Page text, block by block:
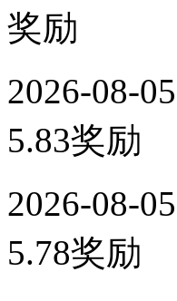
奖励
2026-08-
5.83奖励
2026-08-
5.78奖励